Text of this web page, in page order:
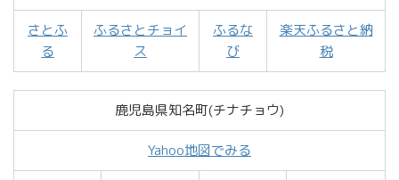
さとふ
る
ふるさとチョイ
ス
ふるな
び
楽天ふるさと納
税
鹿児島県知名町(チナチョウ)
Yahoo地図でみる